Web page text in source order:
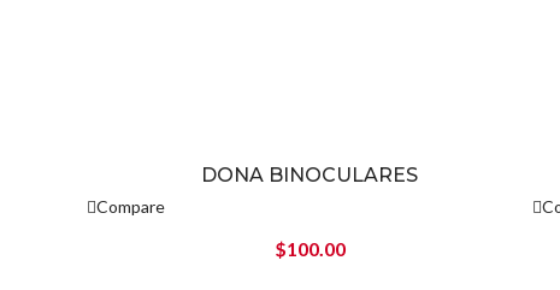
DONA BINOCULARES
Compare
$100.00